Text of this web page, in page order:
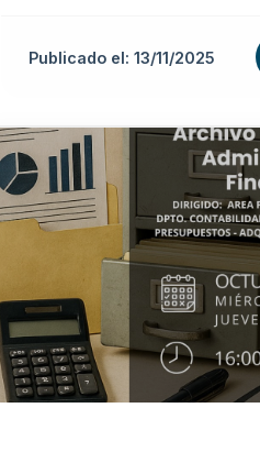
Publicado el: 13/11/2025